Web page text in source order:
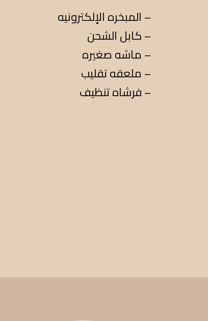
المبخره الإلكترونيه –
كابل الشحن –
ماشه صغيره –
ملعقه تقليب –
فرشاه تنظيف –